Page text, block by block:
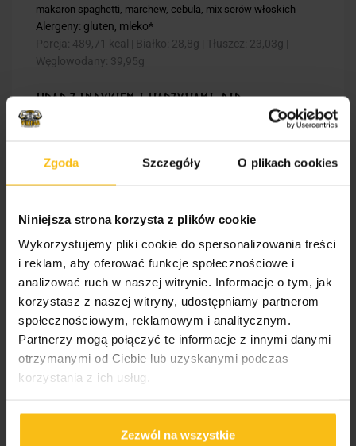
Zgoda Szczegóły O plikach cookies
Niniejsza strona korzysta z plików cookie
Wykorzystujemy pliki cookie do spersonalizowania treści
i reklam, aby oferować funkcje społecznościowe i
analizować ruch w naszej witrynie. Informacje o tym, jak
korzystasz z naszej witryny, udostępniamy partnerom
społecznościowym, reklamowym i analitycznym.
Partnerzy mogą połączyć te informacje z innymi danymi
otrzymanymi od Ciebie lub uzyskanymi podczas
korzystania z ich usług.
Zezwól na wszystkie
makaron spaghetti, marchew, cebula, mix serów włoskich
Alergeny: gluten, mleko*
Porcja: 489,71 kcal | Białko: 28,8g | Tłuszcz: 23,03g |
Węglowodany: 39,95g
wrap z indykiem i warzywami, dip
bazyliowy
18 zł
tortilla pszenna, filet z piersi indyka, jogurt naturalny, majonez
wegański
Alergeny: gluten, gorczyca, mleko*
Węglowodany: 57,59g
serniczki waniliowe, jogurt grecki z
konfiturą brzoskwiniową
17 zł
jaja kurze, jogurt typu greckiego, mąka pszenna, konfitura
brzoskwiniowa, mąka ziemniaczana, sok z limonki, truskawki
liofilizowane
Alergeny: jaja, mleko, gluten*
Porcja: 435,86 kcal | Białko: 27,35g | Tłuszcz: 22,12g |